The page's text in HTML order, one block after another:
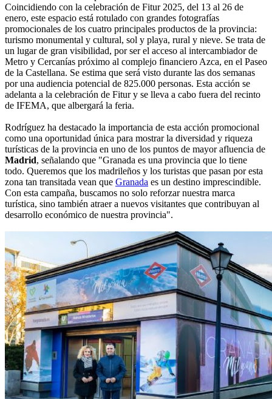
Coincidiendo con la celebración de Fitur 2025, del 13 al 26 de
enero, este espacio está rotulado con grandes fotografías
promocionales de los cuatro principales productos de la provincia:
turismo monumental y cultural, sol y playa, rural y nieve. Se trata de
un lugar de gran visibilidad, por ser el acceso al intercambiador de
Metro y Cercanías próximo al complejo financiero Azca, en el Paseo
de la Castellana. Se estima que será visto durante las dos semanas
por una audiencia potencial de 825.000 personas. Esta acción se
adelanta a la celebración de Fitur y se lleva a cabo fuera del recinto
de IFEMA, que albergará la feria.
Rodríguez ha destacado la importancia de esta acción promocional
como una oportunidad única para mostrar la diversidad y riqueza
turísticas de la provincia en uno de los puntos de mayor afluencia de
Madrid, señalando que "Granada es una provincia que lo tiene
todo. Queremos que los madrileños y los turistas que pasan por esta
zona tan transitada vean que Granada es un destino imprescindible.
Con esta campaña, buscamos no solo reforzar nuestra marca
turística, sino también atraer a nuevos visitantes que contribuyan al
desarrollo económico de nuestra provincia".